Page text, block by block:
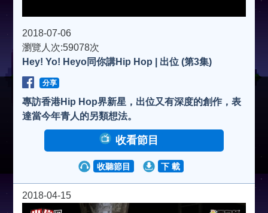
2018-07-06
瀏覽人次:59078次
Hey! Yo! Heyo同你講Hip Hop | 出位 (第3集)
分享
專訪香港Hip Hop界新星，出位又有深度的創作，表
達當今年青人的另類想法。
收看節目
收聽節目 下 載
2018-04-15